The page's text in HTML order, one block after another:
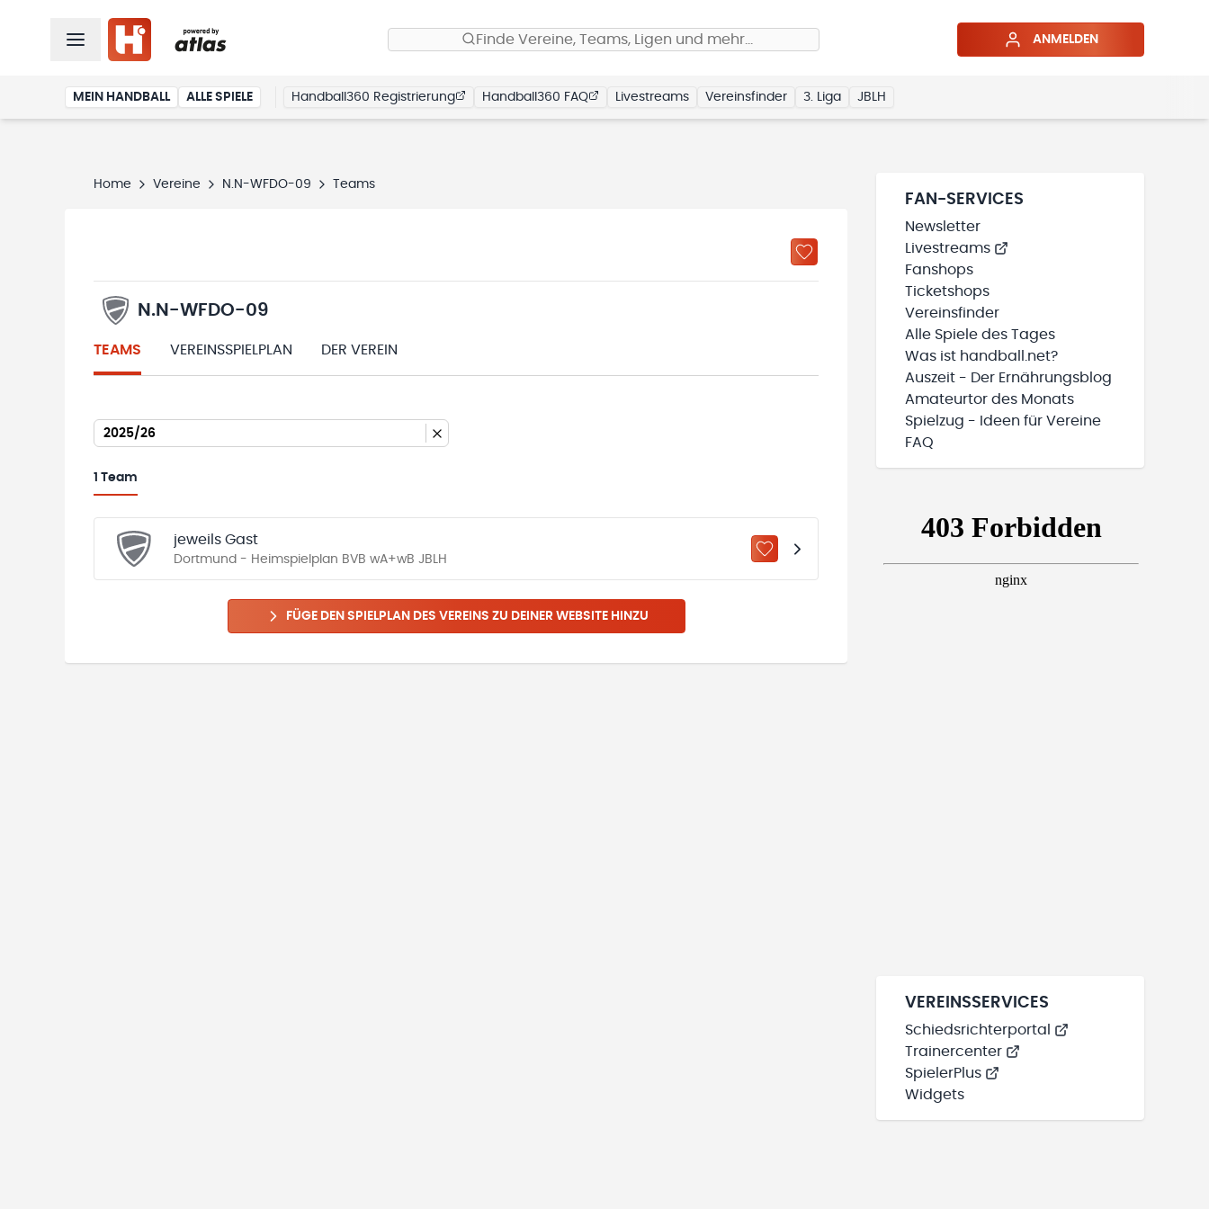
Finde Vereine, Teams, Ligen und mehr… ANMELDEN
MEIN HANDBALL ALLE SPIELE Handball360 Registrierung Handball360 FAQ Livestreams Vereinsfinder 3. Liga JBLH
Home Vereine N.N-WFDO-09 Teams
N.N-WFDO-09
TEAMS VEREINSSPIELPLAN DER VEREIN
2025/26
1 Team
jeweils Gast
Dortmund - Heimspielplan BVB wA+wB JBLH ZU „MEINE TEAMS“ HINZUFÜGEN
FÜGE DEN SPIELPLAN DES VEREINS ZU DEINER WEBSITE HINZU
FAN-SERVICES
Newsletter
Livestreams
Fanshops
Ticketshops
Vereinsfinder
Alle Spiele des Tages
Was ist handball.net?
Auszeit - Der Ernährungsblog
Amateurtor des Monats
Spielzug - Ideen für Vereine
FAQ
VEREINSSERVICES
Schiedsrichterportal
Trainercenter
SpielerPlus
Widgets